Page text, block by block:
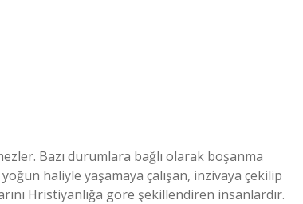
Bazı durumlara bağlı olarak boşanma
haliyle yaşamaya çalışan, inzivaya çekilip
Hristiyanlığa göre şekillendiren insanlardır.